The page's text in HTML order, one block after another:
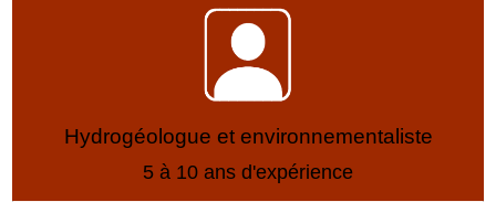
Hydrogéologue et environnementaliste
5 à 10 ans d'expérience